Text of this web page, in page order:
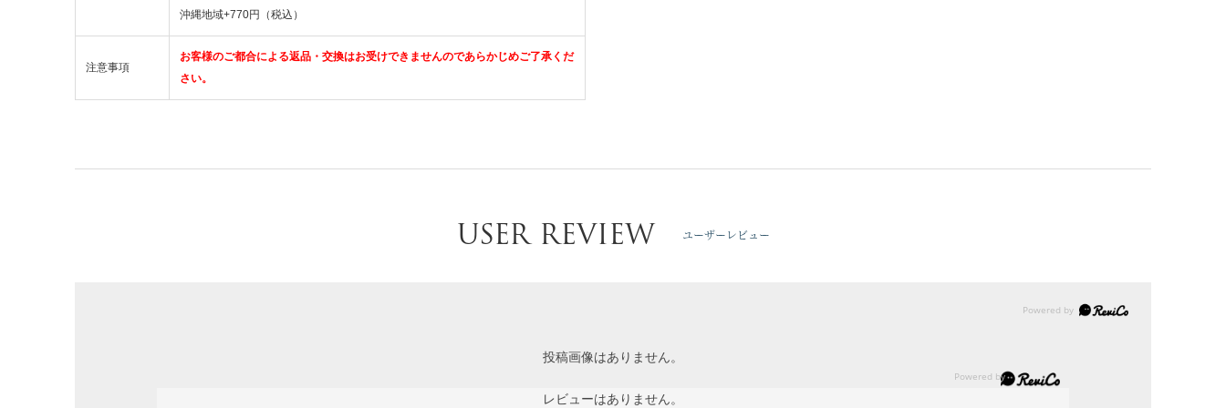
沖縄地域+770円（税込）
注意事項
お客様のご都合による返品・交換はお受けできませんのであらかじめご了承くだ
さい。
USER REVIEW ユーザーレビュー
投稿画像はありません。
レビューはありません。